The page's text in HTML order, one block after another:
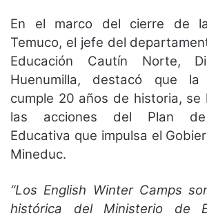
En el marco del cierre de
Temuco, el jefe del
Educación Cautín Norte,
Huenumilla, destacó que la
cumple 20 años de historia, se
las acciones del Plan de
Educativa que impulsa el
Mineduc.
“Los English Winter Camps
histórica del Ministerio de